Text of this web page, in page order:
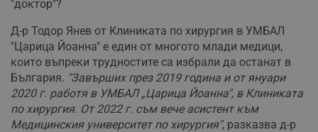
"доктор"?
Д-р Тодор Янев от Клиниката по хирургия в УМБАЛ
"Царица Йоанна" е един от многото млади медици,
които въпреки трудностите са избрали да останат в
България. "Завърших през 2019 година и от януари
2020 г. работя в УМБАЛ „Царица Йоанна", в Клиниката
по хирургия. От 2022 г. съм вече асистент към
Медицинския университет по хирургия", разказва д-р